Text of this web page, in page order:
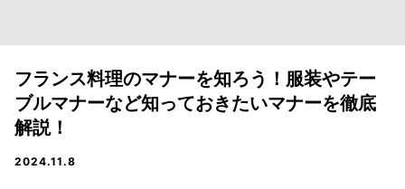
フランス料理のマナーを知ろう！服装やテー
ブルマナーなど知っておきたいマナーを徹底
解説！
2024.11.8